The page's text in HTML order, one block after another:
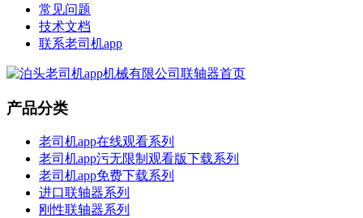
常见问题
技术文档
联系老司机app
产品分类
老司机app在线观看系列
老司机app污无限制观看版下载系列
老司机app免费下载系列
进口联轴器系列
刚性联轴器系列